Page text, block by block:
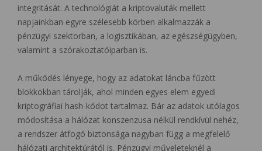
integritását. A technológiát a kriptovaluták mellett
napjainkban egyre szélesebb körben alkalmazzák a
pénzügyi szektorban, a logisztikában, az egészségügyben,
valamint a szórakoztatóiparban is.
A működés lényege, hogy az adatokat láncba fűzött
blokkokban tárolják, ahol minden egyes elem egyedi
kriptográfiai hash-kódot tartalmaz. Bár az adatok utólagos
módosítása a hálózat konszenzusa nélkül rendkívül nehéz,
a rendszer átfogó biztonsága nagyban függ a megfelelő
hálózati architektúrától is. Pénzügyi műveleteknél a